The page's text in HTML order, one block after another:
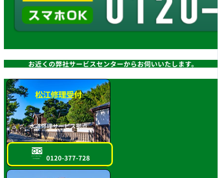
お近くの弊社サービスセンターからお伺いいたします。
松江修理受付
水道修理サービス拠点
フリーダイヤル
スマホOK!! 0120-377-728